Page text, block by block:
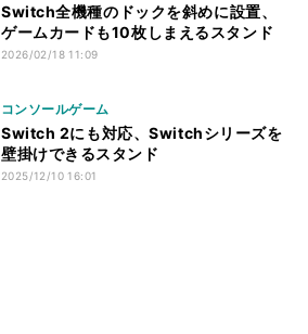
Switch全機種のドックを斜めに設置、
ゲームカードも10枚しまえるスタンド
2026/02/18 11:09
コンソールゲーム
Switch 2にも対応、Switchシリーズを
壁掛けできるスタンド
2025/12/10 16:01